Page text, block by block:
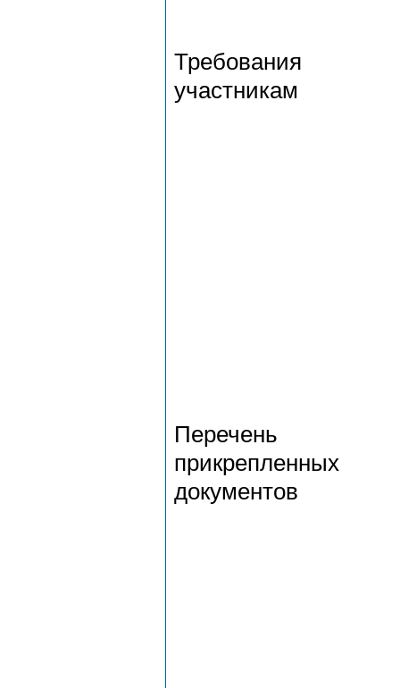
Требования
участникам
Перечень
прикрепленных
документов